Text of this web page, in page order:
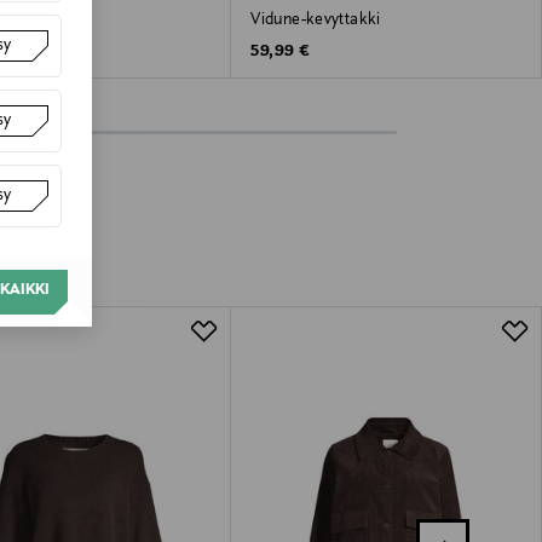
-tikkitakki
Vidune-kevyttakki
Original Price
59,99 €